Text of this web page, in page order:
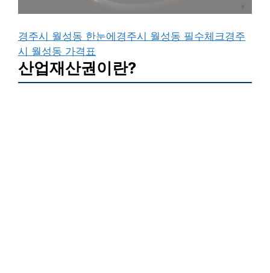
경주시 월성동 한눈에 경주시 월성동 필수체크경주
시 월성동 가격표
산업재산권이란?